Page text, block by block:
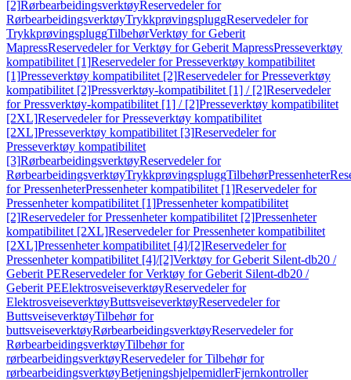
[2]RørbearbeidingsverktøyReservedeler for
RørbearbeidingsverktøyTrykkprøvingspluggReservedeler for
TrykkprøvingspluggTilbehørVerktøy for Geberit
MapressReservedeler for Verktøy for Geberit MapressPresseverktøy
kompatibilitet [1]Reservedeler for Presseverktøy kompatibilitet
[1]Presseverktøy kompatibilitet [2]Reservedeler for Presseverktøy
kompatibilitet [2]Pressverktøy-kompatibilitet [1] / [2]Reservedeler
for Pressverktøy-kompatibilitet [1] / [2]Presseverktøy kompatibilitet
[2XL]Reservedeler for Presseverktøy kompatibilitet
[2XL]Presseverktøy kompatibilitet [3]Reservedeler for
Presseverktøy kompatibilitet
[3]RørbearbeidingsverktøyReservedeler for
RørbearbeidingsverktøyTrykkprøvingspluggTilbehørPressenheter
for PressenheterPressenheter kompatibilitet [1]Reservedeler for
Pressenheter kompatibilitet [1]Pressenheter kompatibilitet
[2]Reservedeler for Pressenheter kompatibilitet [2]Pressenheter
kompatibilitet [2XL]Reservedeler for Pressenheter kompatibilitet
[2XL]Pressenheter kompatibilitet [4]/[2]Reservedeler for
Pressenheter kompatibilitet [4]/[2]Verktøy for Geberit Silent-db20 /
Geberit PEReservedeler for Verktøy for Geberit Silent-db20 /
Geberit PEElektrosveiseverktøyReservedeler for
ElektrosveiseverktøyButtsveiseverktøyReservedeler for
ButtsveiseverktøyTilbehør for
buttsveiseverktøyRørbearbeidingsverktøyReservedeler for
RørbearbeidingsverktøyTilbehør for
rørbearbeidingsverktøyReservedeler for Tilbehør for
rørbearbeidingsverktøyBetjeningshjelpemidlerFjernkontroller